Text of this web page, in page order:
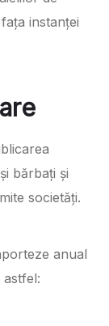
instanței
bărbați și
societăți.
anual